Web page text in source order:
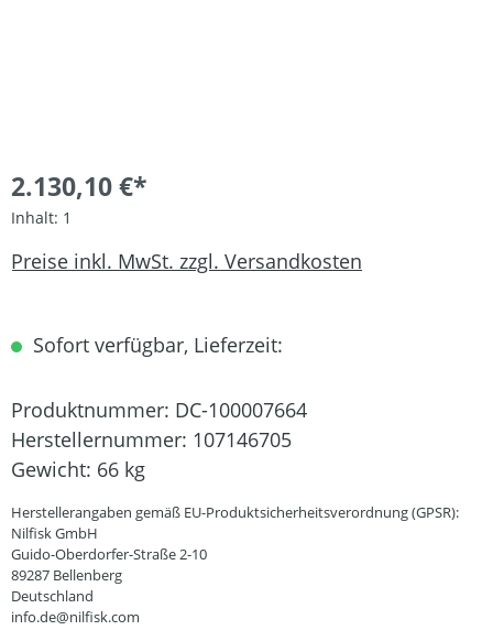
2.130,10 €*
Inhalt: 1
Preise inkl. MwSt. zzgl. Versandkosten
Sofort verfügbar, Lieferzeit:
Produktnummer: DC-100007664
Herstellernummer: 107146705
Gewicht: 66 kg
Herstellerangaben gemäß EU-Produktsicherheitsverordnung (GPSR):
Nilfisk GmbH
Guido-Oberdorfer-Straße 2-10
89287 Bellenberg
Deutschland
info.de@nilfisk.com